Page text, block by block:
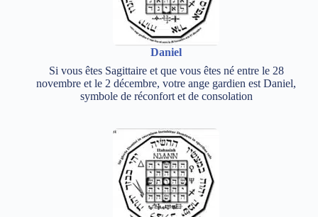
Daniel
Si vous êtes Sagittaire et que vous êtes né entre le 28
novembre et le 2 décembre, votre ange gardien est Daniel,
symbole de réconfort et de consolation